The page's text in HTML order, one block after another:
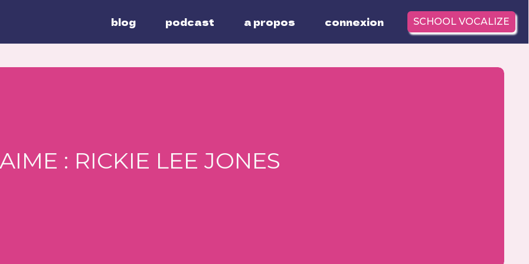
blog podcast a propos connexion SCHOOL VOCALIZE
: RICKIE LEE JONES